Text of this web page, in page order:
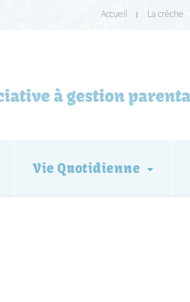
Accueil La crèche
Vie Quotidienne